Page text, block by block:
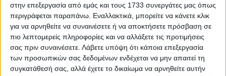
στην επεξεργασία από εμάς και τους 1733 συνεργάτες μας όπως
περιγράφεται παραπάνω. Εναλλακτικά, μπορείτε να κάνετε κλικ
για να αρνηθείτε να συναινέσετε ή να αποκτήσετε πρόσβαση σε
πιο λεπτομερείς πληροφορίες και να αλλάξετε τις προτιμήσεις
σας πριν συναινέσετε. Λάβετε υπόψη ότι κάποια επεξεργασία
των προσωπικών σας δεδομένων ενδέχεται να μην απαιτεί τη
συγκατάθεσή σας, αλλά έχετε το δικαίωμα να αρνηθείτε αυτήν
Ρένα Δούρου: Δικαιώθηκε για σειρά σεξιστικών & συκοφαντικών
δημοσιευμάτων της εφημερίδας «Μακελειό» – Αποζημίωση άνω των 35.000
ευρώ!
Εξώφυλλο 19/12/2024
Καταγγελία Γ. Δαραβίγκα: «Πρώην αστυνομικοί δημιουργούν εντυπώσεις στα